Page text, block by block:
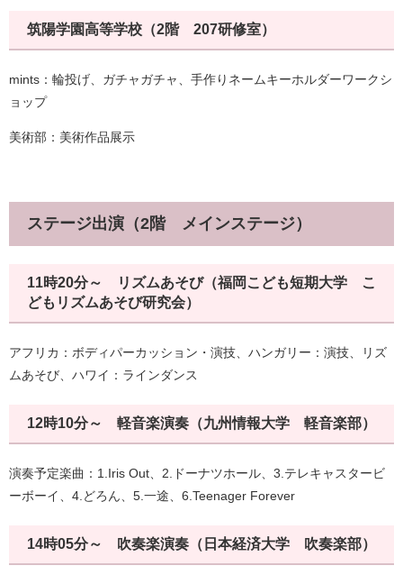
筑陽学園高等学校（2階 207研修室）
mints：輪投げ、ガチャガチャ、手作りネームキーホルダーワークシ
ョップ
美術部：美術作品展示
ステージ出演（2階 メインステージ）
11時20分～ リズムあそび（福岡こども短期大学 こ
どもリズムあそび研究会）
アフリカ：ボディパーカッション・演技、ハンガリー：演技、リズ
ムあそび、ハワイ：ラインダンス
12時10分～ 軽音楽演奏（九州情報大学 軽音楽部）
演奏予定楽曲：1.Iris Out、2.ドーナツホール、3.テレキャスタービ
ーボーイ、4.どろん、5.一途、6.Teenager Forever
14時05分～ 吹奏楽演奏（日本経済大学 吹奏楽部）